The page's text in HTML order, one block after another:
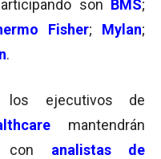
son BMS;
Fisher; Mylan;
.
ejecutivos de
mantendrán
analistas de